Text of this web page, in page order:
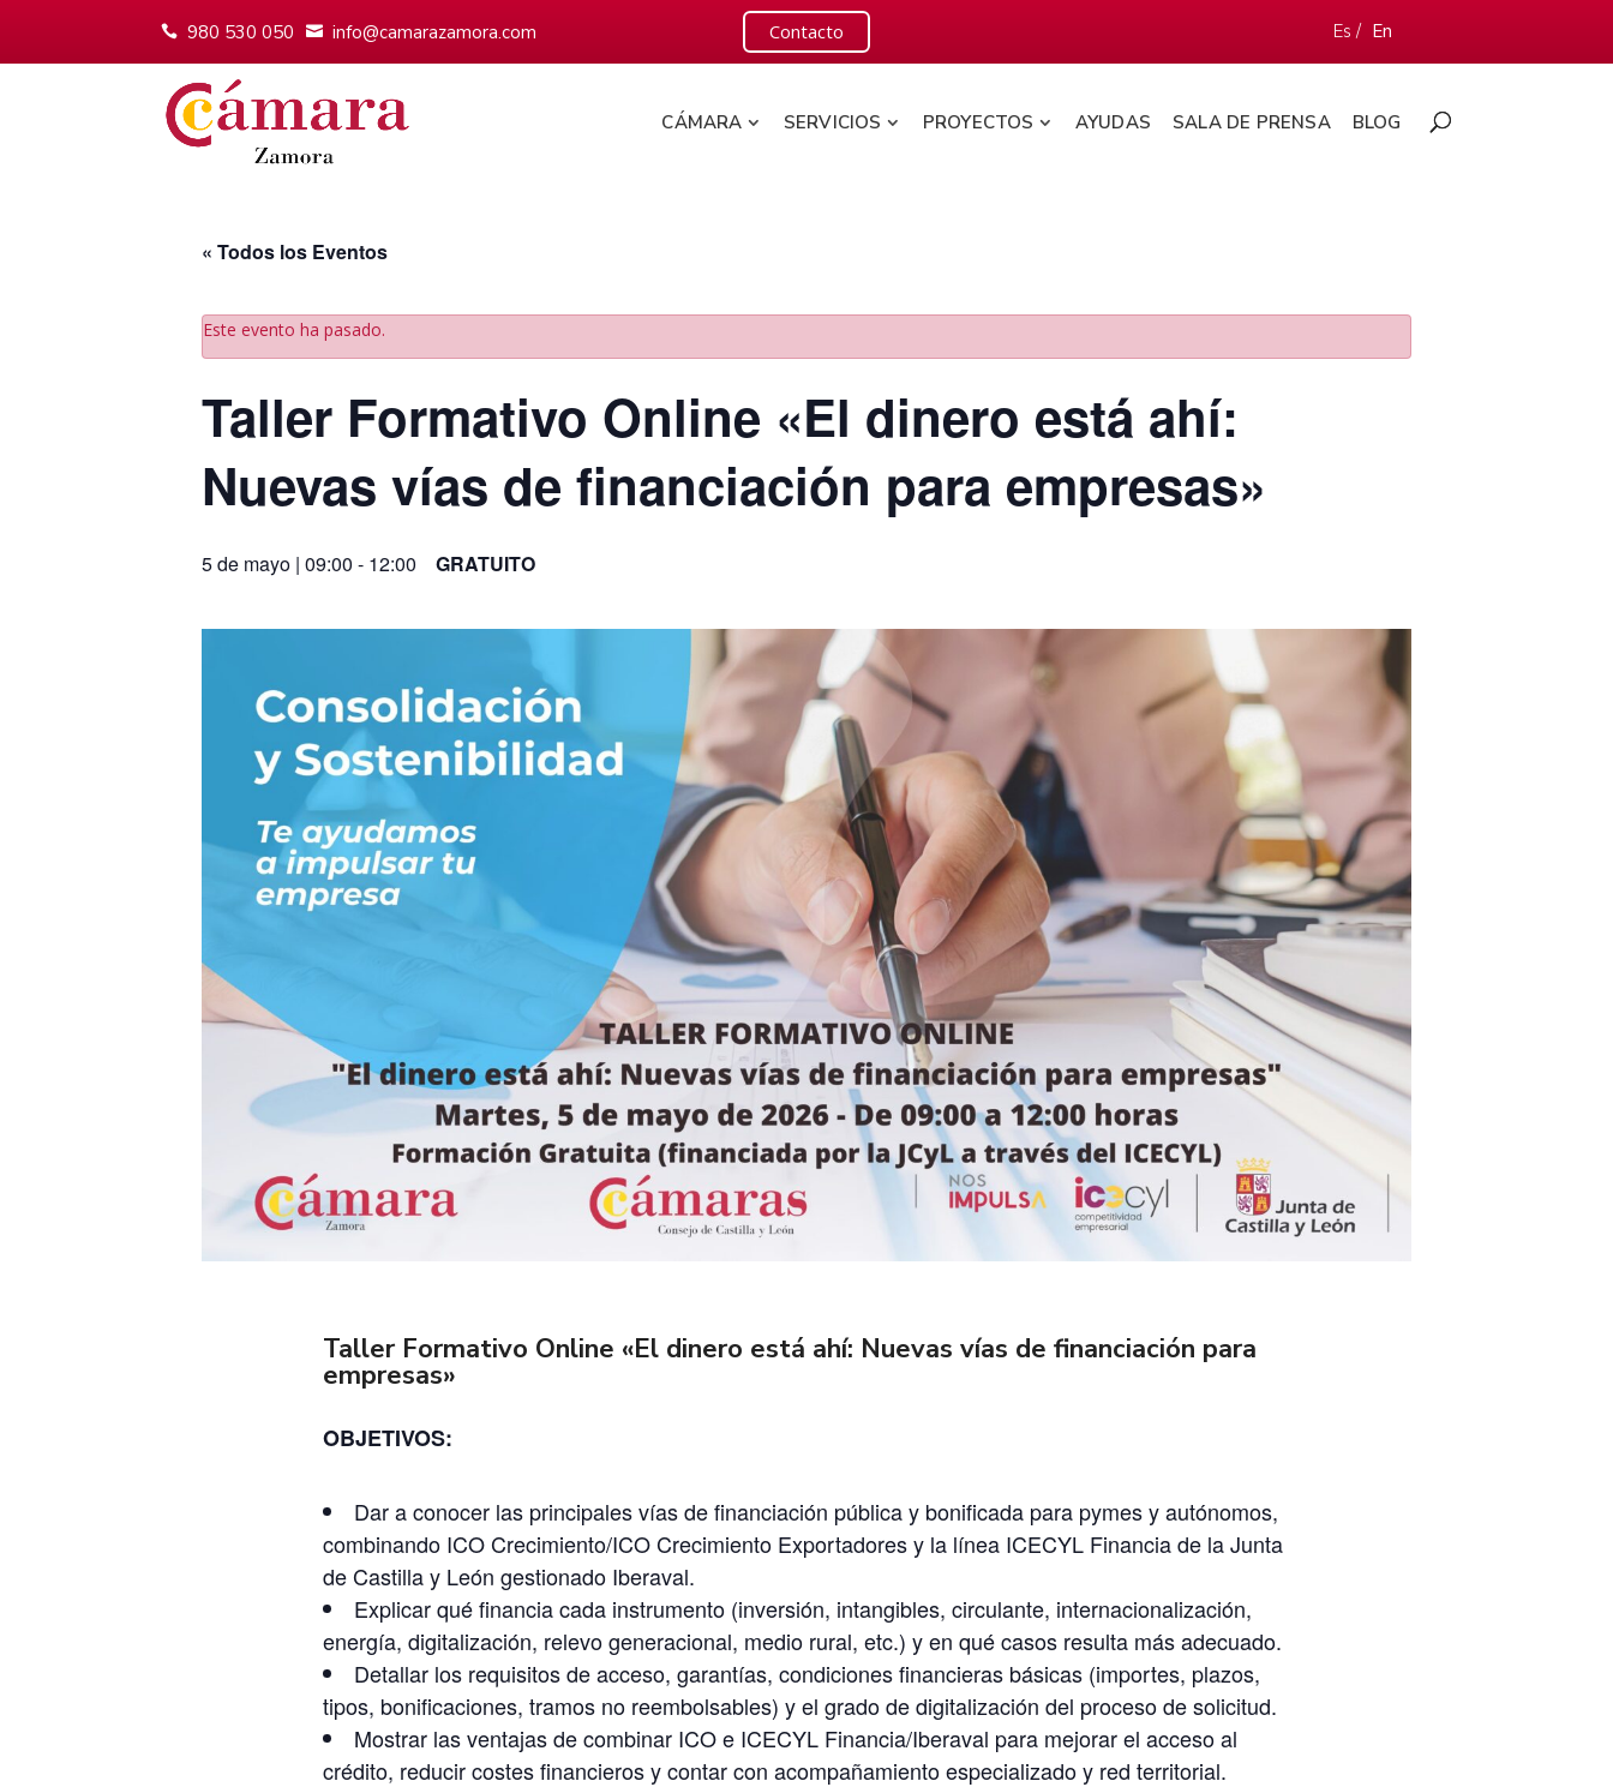
980 530 050 info@camarazamora.com Contacto Es / En
CÁMARA SERVICIOS PROYECTOS AYUDAS SALA DE PRENSA BLOG
« Todos los Eventos
Este evento ha pasado.
Taller Formativo Online «El dinero está ahí:
Nuevas vías de financiación para empresas»
5 de mayo | 09:00 - 12:00 GRATUITO
Taller Formativo Online «El dinero está ahí: Nuevas vías de financiación para
empresas»
OBJETIVOS:
Dar a conocer las principales vías de financiación pública y bonificada para pymes y autónomos,
combinando ICO Crecimiento/ICO Crecimiento Exportadores y la línea ICECYL Financia de la Junta
de Castilla y León gestionado Iberaval.
Explicar qué financia cada instrumento (inversión, intangibles, circulante, internacionalización,
energía, digitalización, relevo generacional, medio rural, etc.) y en qué casos resulta más adecuado.
Detallar los requisitos de acceso, garantías, condiciones financieras básicas (importes, plazos,
tipos, bonificaciones, tramos no reembolsables) y el grado de digitalización del proceso de solicitud.
Mostrar las ventajas de combinar ICO e ICECYL Financia/Iberaval para mejorar el acceso al
crédito, reducir costes financieros y contar con acompañamiento especializado y red territorial.